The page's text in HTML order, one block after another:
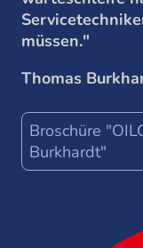
müssen."
Thomas
Broschüre
Burkhardt"